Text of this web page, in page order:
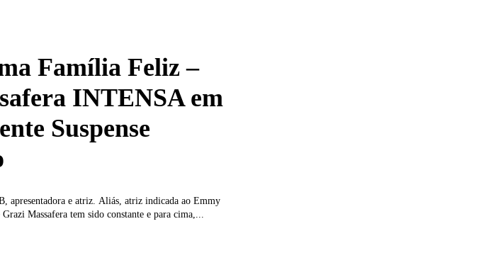
Família Feliz –
INTENSA em
Suspense
apresentadora e atriz. Aliás, atriz indicada ao Emmy
Massafera tem sido constante e para cima,...